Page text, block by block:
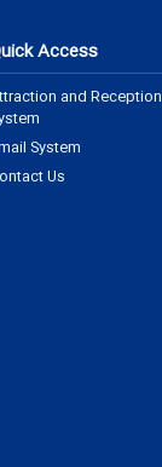
Access
and Reception
System
Us